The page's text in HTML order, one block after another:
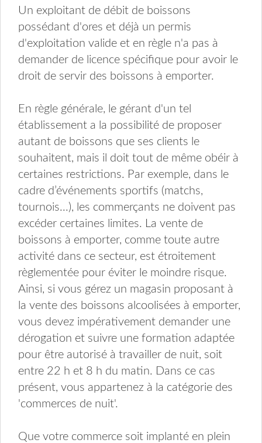
Un exploitant de débit de boissons
possédant d'ores et déjà un permis
d'exploitation valide et en règle n'a pas à
demander de licence spécifique pour avoir le
droit de servir des boissons à emporter.
En règle générale, le gérant d'un tel
établissement a la possibilité de proposer
autant de boissons que ses clients le
souhaitent, mais il doit tout de même obéir à
certaines restrictions. Par exemple, dans le
cadre d’événements sportifs (matchs,
tournois...), les commerçants ne doivent pas
excéder certaines limites. La vente de
boissons à emporter, comme toute autre
activité dans ce secteur, est étroitement
règlementée pour éviter le moindre risque.
Ainsi, si vous gérez un magasin proposant à
la vente des boissons alcoolisées à emporter,
vous devez impérativement demander une
dérogation et suivre une formation adaptée
pour être autorisé à travailler de nuit, soit
entre 22 h et 8 h du matin. Dans ce cas
présent, vous appartenez à la catégorie des
'commerces de nuit'.
Que votre commerce soit implanté en plein